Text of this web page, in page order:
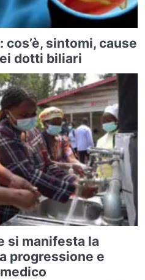
sintomi, cause
dotti biliari
si manifesta la
progressione e